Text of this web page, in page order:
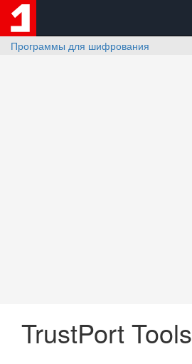
Программы для шифрования
TrustPort Tools